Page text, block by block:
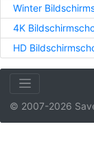
Winter
4K
HD
© 2007-2026